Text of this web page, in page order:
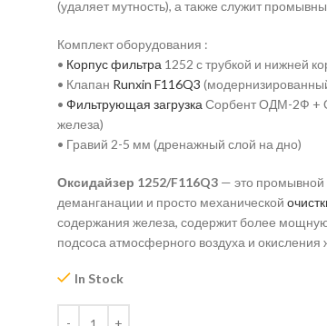
(удаляет мутность), а также служит
Комплект оборудования :
• Корпус фильтра 1252 с трубкой и нижней
• Клапан Runxin F116Q3
• Фильтрующая загрузка Сорбент ОДМ-2Ф +
железа)
• Гравий 2-5 мм (дренажный слой на дно)
Оксидайзер 1252/F116Q3— это промывной
деманганации и просто механической
содержания железа, содержит более
подсоса атмосферного воздуха и окисления
In Stock